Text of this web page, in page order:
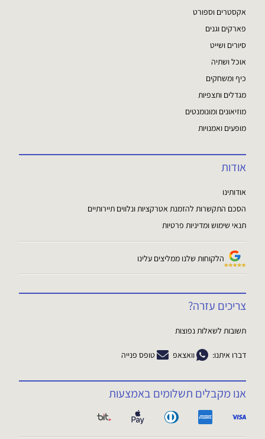
אקסטרים וספורט
פארקים וגנים
סיורים ושייט
אוכל ושתיה
כיף ומשחקים
מגדלים ותצפיות
מוזיאונים ומונומנטים
מופעים ואמנויות
אודות
אודותינו
הסכם התקשרות להזמנת אטרקציות ונלווים תיירותיים
תנאי שימוש ומדיניות פרטיות
הלקוחות שלנו ממליצים עלינו
צריכים עזרה?
תשובות לשאלות נפוצות
דברו איתנו: וואצאפ טופס פנייה
אנו מקבלים תשלומים באמצעות